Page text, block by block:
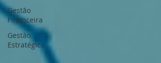
Gestão
Financeira
Gestão
Estratégica